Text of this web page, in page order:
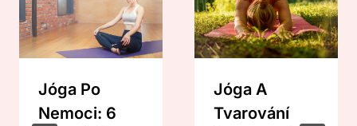
Jóga Po
Nemoci: 6
Jóga A
Tvarování